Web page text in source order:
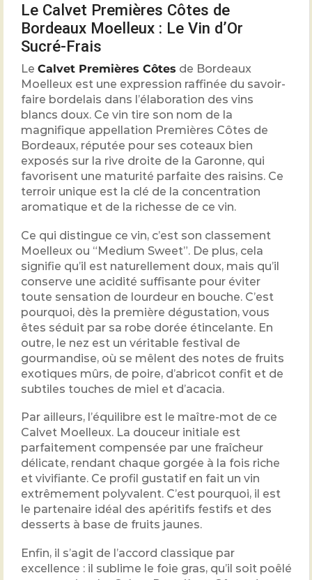
Le Calvet Premières Côtes de
Bordeaux Moelleux : Le Vin d’Or
Sucré-Frais
Le Calvet Premières Côtes de Bordeaux
Moelleux est une expression raffinée du savoir-
faire bordelais dans l’élaboration des vins
blancs doux. Ce vin tire son nom de la
magnifique appellation Premières Côtes de
Bordeaux, réputée pour ses coteaux bien
exposés sur la rive droite de la Garonne, qui
favorisent une maturité parfaite des raisins. Ce
terroir unique est la clé de la concentration
aromatique et de la richesse de ce vin.
Ce qui distingue ce vin, c’est son classement
Moelleux ou “Medium Sweet”. De plus, cela
signifie qu’il est naturellement doux, mais qu’il
conserve une acidité suffisante pour éviter
toute sensation de lourdeur en bouche. C’est
pourquoi, dès la première dégustation, vous
êtes séduit par sa robe dorée étincelante. En
outre, le nez est un véritable festival de
gourmandise, où se mêlent des notes de fruits
exotiques mûrs, de poire, d’abricot confit et de
subtiles touches de miel et d’acacia.
Par ailleurs, l’équilibre est le maître-mot de ce
Calvet Moelleux. La douceur initiale est
parfaitement compensée par une fraîcheur
délicate, rendant chaque gorgée à la fois riche
et vivifiante. Ce profil gustatif en fait un vin
extrêmement polyvalent. C’est pourquoi, il est
le partenaire idéal des apéritifs festifs et des
desserts à base de fruits jaunes.
Enfin, il s’agit de l’accord classique par
excellence : il sublime le foie gras, qu’il soit poêlé